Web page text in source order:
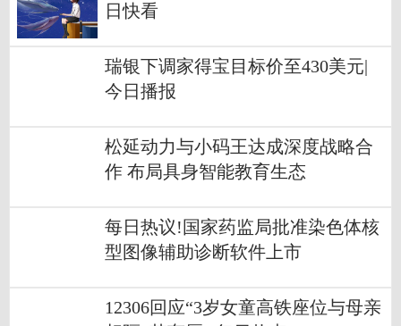
日快看
瑞银下调家得宝目标价至430美元|
今日播报
松延动力与小码王达成深度战略合
作 布局具身智能教育生态
每日热议!国家药监局批准染色体核
型图像辅助诊断软件上市
12306回应“3岁女童高铁座位与母亲